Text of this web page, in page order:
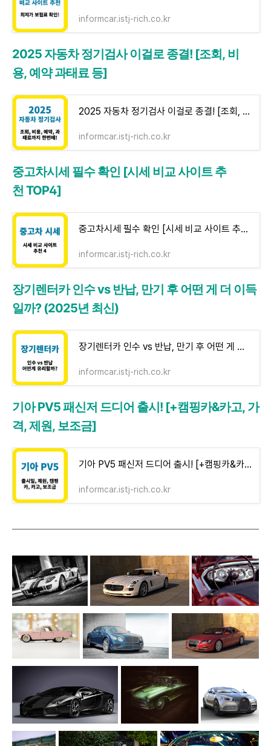
informcar.istj-rich.co.kr
2025 자동차 정기검사 이걸로 종결! [조회, 비
용, 예약 과태료 등]
2025 자동차 정기검사 이걸로 종결! [조회, 비용, 예약 과태료 등] - 인폼카
informcar.istj-rich.co.kr
중고차시세 필수 확인 [시세 비교 사이트 추
천 TOP4]
중고차시세 필수 확인 [시세 비교 사이트 추천 TOP4] - 인폼카
informcar.istj-rich.co.kr
장기렌터카 인수 vs 반납, 만기 후 어떤 게 더 이득
일까? (2025년 최신)
장기렌터카 인수 vs 반납, 만기 후 어떤 게 더 이득일까? (2025년 최신) - 인폼카
informcar.istj-rich.co.kr
기아 PV5 패신저 드디어 출시! [+캠핑카&카고, 가
격, 제원, 보조금]
기아 PV5 패신저 드디어 출시! [+캠핑카&카고, 가격, 제원, 보조금] - 인폼카
informcar.istj-rich.co.kr